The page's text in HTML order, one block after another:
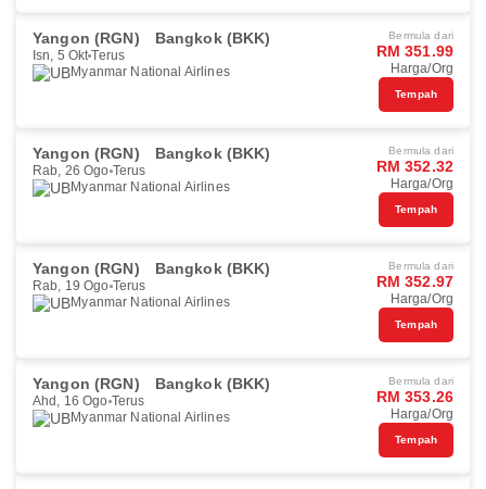
Yangon (RGN) Bangkok (BKK)
Isn, 5 Okt Terus
Myanmar National Airlines
Bermula dari
RM 351.99
Harga/Org
Tempah
Yangon (RGN) Bangkok (BKK)
Rab, 26 Ogo Terus
Myanmar National Airlines
Bermula dari
RM 352.32
Harga/Org
Tempah
Yangon (RGN) Bangkok (BKK)
Rab, 19 Ogo Terus
Myanmar National Airlines
Bermula dari
RM 352.97
Harga/Org
Tempah
Yangon (RGN) Bangkok (BKK)
Ahd, 16 Ogo Terus
Myanmar National Airlines
Bermula dari
RM 353.26
Harga/Org
Tempah